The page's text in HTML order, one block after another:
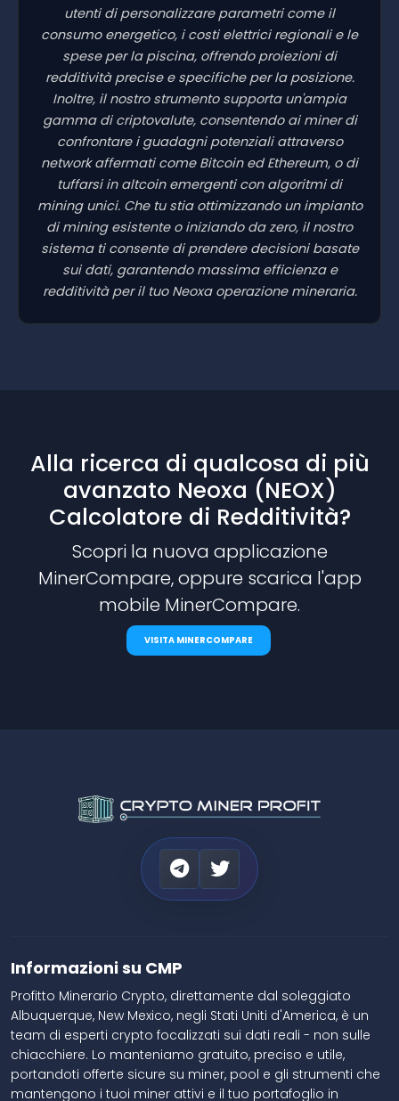
utenti di personalizzare parametri come il
consumo energetico, i costi elettrici regionali e le
spese per la piscina, offrendo proiezioni di
redditività precise e specifiche per la posizione.
Inoltre, il nostro strumento supporta un'ampia
gamma di criptovalute, consentendo ai miner di
confrontare i guadagni potenziali attraverso
network affermati come Bitcoin ed Ethereum, o di
tuffarsi in altcoin emergenti con algoritmi di
mining unici. Che tu stia ottimizzando un impianto
di mining esistente o iniziando da zero, il nostro
sistema ti consente di prendere decisioni basate
sui dati, garantendo massima efficienza e
redditività per il tuo Neoxa operazione mineraria.
Alla ricerca di qualcosa di più
avanzato Neoxa (NEOX)
Calcolatore di Redditività?
Scopri la nuova applicazione
MinerCompare, oppure scarica l'app
mobile MinerCompare.
VISITA MINERCOMPARE
Informazioni su CMP
Profitto Minerario Crypto, direttamente dal soleggiato
Albuquerque, New Mexico, negli Stati Uniti d'America, è un
team di esperti crypto focalizzati sui dati reali - non sulle
chiacchiere. Lo manteniamo gratuito, preciso e utile,
portandoti offerte sicure su miner, pool e gli strumenti che
mantengono i tuoi miner attivi e il tuo portafoglio in